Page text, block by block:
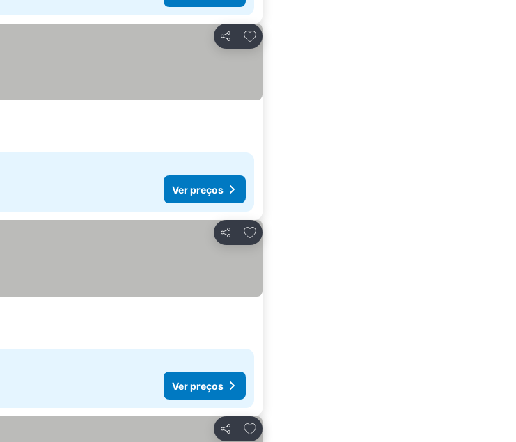
Partilhar
Adicionar aos favoritos
Ver preços
Partilhar
Adicionar aos favoritos
Ver preços
Partilhar
Adicionar aos favoritos